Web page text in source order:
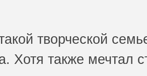
творческой
Хотя также мечтал